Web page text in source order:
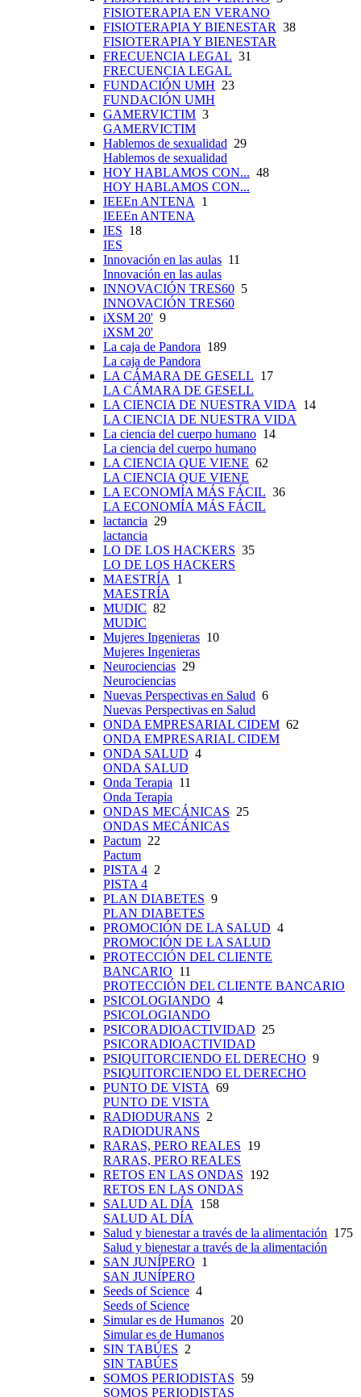
FISIOTERAPIA EN VERANO
FISIOTERAPIA Y BIENESTAR 38
FISIOTERAPIA Y BIENESTAR
FRECUENCIA LEGAL 31
FRECUENCIA LEGAL
FUNDACIÓN UMH 23
FUNDACIÓN UMH
GAMERVICTIM 3
GAMERVICTIM
Hablemos de sexualidad 29
Hablemos de sexualidad
HOY HABLAMOS CON... 48
HOY HABLAMOS CON...
IEEEn ANTENA
1
IEEEn ANTENA
IES 18
IES
Innovación en las aulas 11
Innovación en las aulas
INNOVACIÓN TRES60 5
INNOVACIÓN TRES60
iXSM 20' 9
iXSM 20'
La caja de Pandora 189
La caja de Pandora
LA CÁMARA DE GESELL 17
LA CÁMARA DE GESELL
LA CIENCIA DE NUESTRA VIDA
14
LA CIENCIA DE NUESTRA VIDA
La ciencia del cuerpo humano 14
La ciencia del cuerpo humano
LA CIENCIA QUE VIENE 62
LA CIENCIA QUE VIENE
LA ECONOMÍA MÁS FÁCIL 36
LA ECONOMÍA MÁS FÁCIL
lactancia 29
lactancia
LO DE LOS HACKERS 35
LO DE LOS HACKERS
MAESTRÍA
1
MAESTRÍA
MUDIC 82
MUDIC
Mujeres Ingenieras 10
Mujeres Ingenieras
Neurociencias 29
Neurociencias
Nuevas Perspectivas en Salud 6
Nuevas Perspectivas en Salud
ONDA EMPRESARIAL CIDEM 62
ONDA EMPRESARIAL CIDEM
ONDA SALUD 4
ONDA SALUD
Onda Terapia 11
Onda Terapia
ONDAS MECÁNICAS 25
ONDAS MECÁNICAS
Pactum 22
Pactum
PISTA 4 2
PISTA 4
PLAN DIABETES 9
PLAN DIABETES
PROMOCIÓN DE LA SALUD 4
PROMOCIÓN DE LA SALUD
PROTECCIÓN DEL CLIENTE
BANCARIO 11
PROTECCIÓN DEL CLIENTE BANCARIO
PSICOLOGIANDO 4
PSICOLOGIANDO
PSICORADIOACTIVIDAD 25
PSICORADIOACTIVIDAD
PSIQUITORCIENDO EL DERECHO 9
PSIQUITORCIENDO EL DERECHO
PUNTO DE VISTA 69
PUNTO DE VISTA
RADIODURANS 2
RADIODURANS
RARAS, PERO REALES 19
RARAS, PERO REALES
RETOS EN LAS ONDAS 192
RETOS EN LAS ONDAS
SALUD AL DÍA
158
SALUD AL DÍA
Salud y bienestar a través de la alimentación 175
Salud y bienestar a través de la alimentación
SAN JUNÍPERO 1
SAN JUNÍPERO
Seeds of Science 4
Seeds of Science
Simular es de Humanos 20
Simular es de Humanos
SIN TABÚES 2
SIN TABÚES
SOMOS PERIODISTAS 59
SOMOS PERIODISTAS